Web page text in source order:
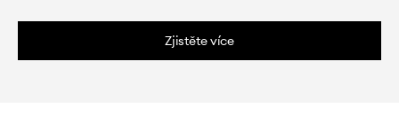
Zjistěte více